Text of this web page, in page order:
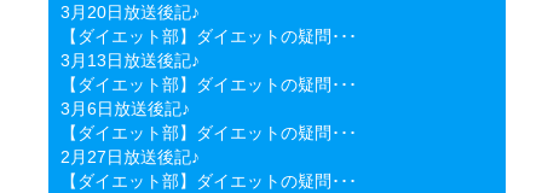
3月20日放送後記♪
【ダイエット部】ダイエットの疑問･･･
3月13日放送後記♪
【ダイエット部】ダイエットの疑問･･･
3月6日放送後記♪
【ダイエット部】ダイエットの疑問･･･
2月27日放送後記♪
【ダイエット部】ダイエットの疑問･･･